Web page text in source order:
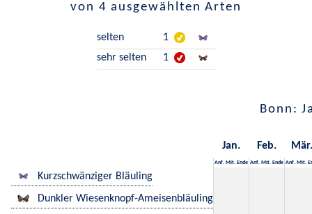
von 4 ausgewählten Arten
selten
1
sehr selten
1
Bonn:
Jan. Feb. Mär.
Anf. Mit. Ende Anf. Mit. Ende Anf. Mit.
Kurzschwänziger Bläuling
Dunkler Wiesenknopf-Ameisenbläuling